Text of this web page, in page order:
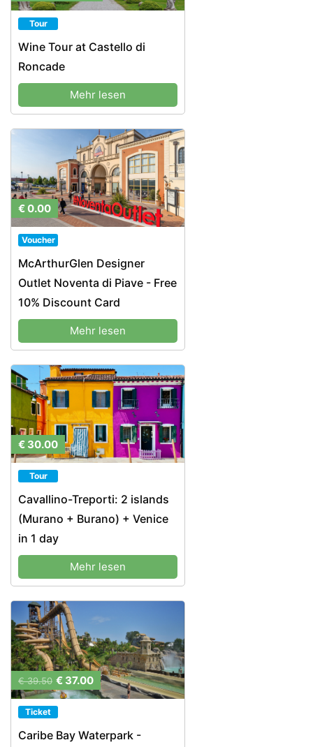
Tour
Wine Tour at Castello di
Roncade
Mehr lesen
€ 0.00
Voucher
McArthurGlen Designer
Outlet Noventa di Piave - Free
10% Discount Card
Mehr lesen
€ 30.00
Tour
Cavallino-Treporti: 2 islands
(Murano + Burano) + Venice
in 1 day
Mehr lesen
€ 39.50 € 37.00
Ticket
Caribe Bay Waterpark -